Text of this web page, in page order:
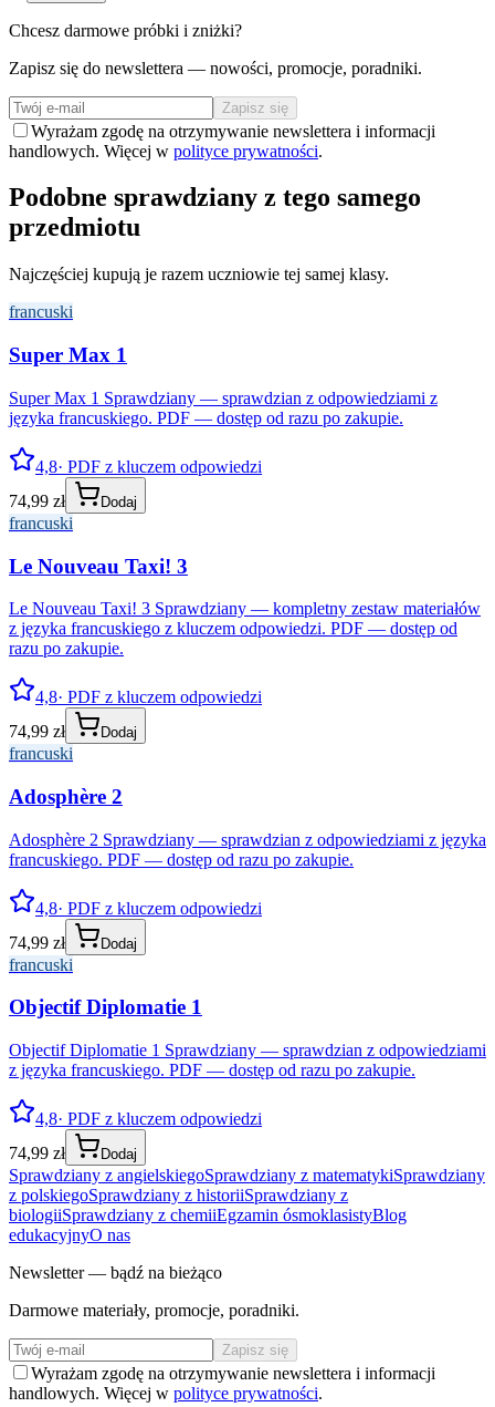
Chcesz darmowe próbki i zniżki?
Zapisz się do newslettera — nowości, promocje, poradniki.
Zapisz się
Wyrażam zgodę na otrzymywanie newslettera i informacji
handlowych. Więcej w polityce prywatności.
Podobne sprawdziany z tego samego
przedmiotu
Najczęściej kupują je razem uczniowie tej samej klasy.
francuski
Super Max 1
Super Max 1 Sprawdziany — sprawdzian z odpowiedziami z
języka francuskiego. PDF — dostęp od razu po zakupie.
4,8· PDF z kluczem odpowiedzi
74,99 zł
Dodaj
francuski
Le Nouveau Taxi! 3
Le Nouveau Taxi! 3 Sprawdziany — kompletny zestaw materiałów
z języka francuskiego z kluczem odpowiedzi. PDF — dostęp od
razu po zakupie.
4,8· PDF z kluczem odpowiedzi
74,99 zł
Dodaj
francuski
Adosphère 2
Adosphère 2 Sprawdziany — sprawdzian z odpowiedziami z języka
francuskiego. PDF — dostęp od razu po zakupie.
4,8· PDF z kluczem odpowiedzi
74,99 zł
Dodaj
francuski
Objectif Diplomatie 1
Objectif Diplomatie 1 Sprawdziany — sprawdzian z odpowiedziami
z języka francuskiego. PDF — dostęp od razu po zakupie.
4,8· PDF z kluczem odpowiedzi
74,99 zł
Dodaj
Sprawdziany z angielskiegoSprawdziany z matematykiSprawdziany
z polskiegoSprawdziany z historiiSprawdziany z
biologiiSprawdziany z chemiiEgzamin ósmoklasistyBlog
edukacyjnyO nas
Newsletter — bądź na bieżąco
Darmowe materiały, promocje, poradniki.
Zapisz się
Wyrażam zgodę na otrzymywanie newslettera i informacji
handlowych. Więcej w polityce prywatności.